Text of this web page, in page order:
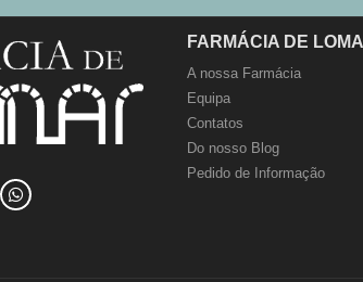
FARMÁCIA DE
A nossa Farmácia
Equipa
Contatos
Do nosso Blog
Pedido de Informação